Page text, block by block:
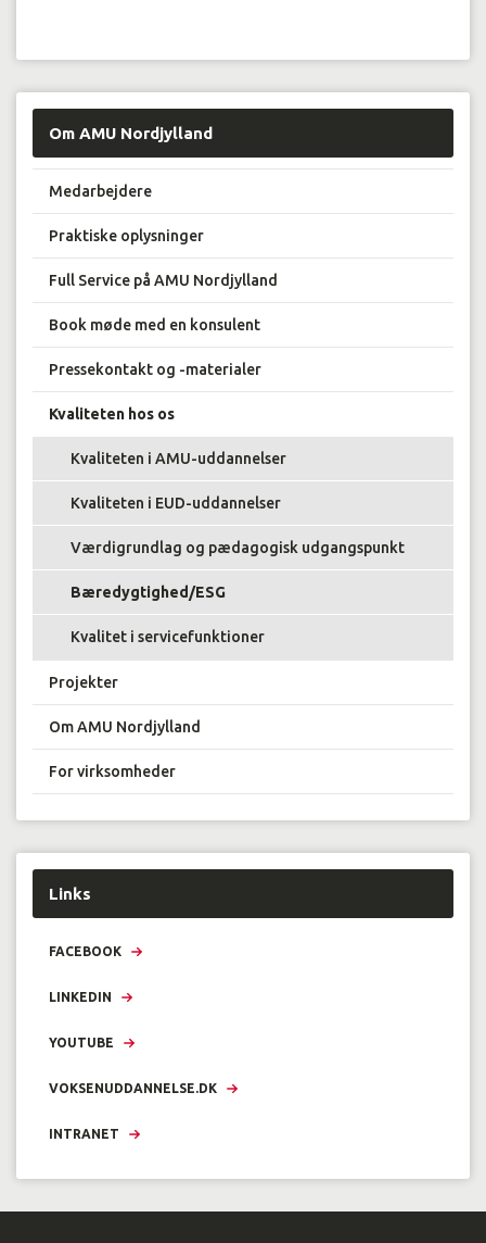
Om AMU Nordjylland
Medarbejdere
Praktiske oplysninger
Full Service på AMU Nordjylland
Book møde med en konsulent
Pressekontakt og -materialer
Kvaliteten hos os
Kvaliteten i AMU-uddannelser
Kvaliteten i EUD-uddannelser
Værdigrundlag og pædagogisk udgangspunkt
Bæredygtighed/ESG
Kvalitet i servicefunktioner
Projekter
Om AMU Nordjylland
For virksomheder
Links
FACEBOOK
LINKEDIN
YOUTUBE
VOKSENUDDANNELSE.DK
INTRANET